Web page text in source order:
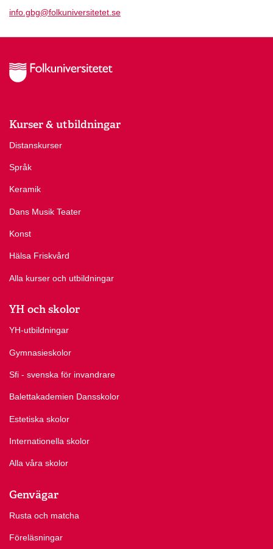
info.gbg@folkuniversitetet.se
Kurser & utbildningar
Distanskurser
Språk
Keramik
Dans Musik Teater
Konst
Hälsa Friskvård
Alla kurser och utbildningar
YH och skolor
YH-utbildningar
Gymnasieskolor
Sfi - svenska för invandrare
Balettakademien Dansskolor
Estetiska skolor
Internationella skolor
Alla våra skolor
Genvägar
Rusta och matcha
Föreläsningar